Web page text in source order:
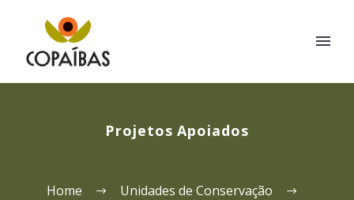
Projetos Apoiados
Home
Unidades de Conservação